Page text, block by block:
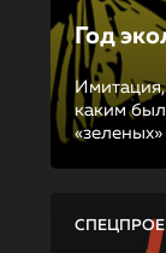
Год
каким
«зеленых»